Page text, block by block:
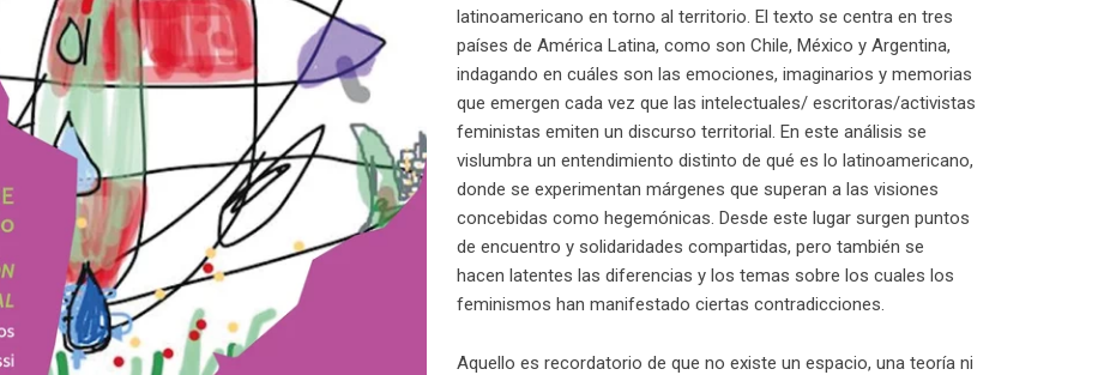
latinoamericano en torno al territorio. El texto se centra en tres
países de América Latina, como son Chile, México y Argentina,
indagando en cuáles son las emociones, imaginarios y memorias
que emergen cada vez que las intelectuales/ escritoras/activistas
feministas emiten un discurso territorial. En este análisis se
vislumbra un entendimiento distinto de qué es lo latinoamericano,
donde se experimentan márgenes que superan a las visiones
concebidas como hegemónicas. Desde este lugar surgen puntos
de encuentro y solidaridades compartidas, pero también se
hacen latentes las diferencias y los temas sobre los cuales los
feminismos han manifestado ciertas contradicciones.
Aquello es recordatorio de que no existe un espacio, una teoría ni